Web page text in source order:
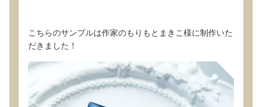
こちらのサンプルは作家のもりもとまきこ様に制作いた
だきました！